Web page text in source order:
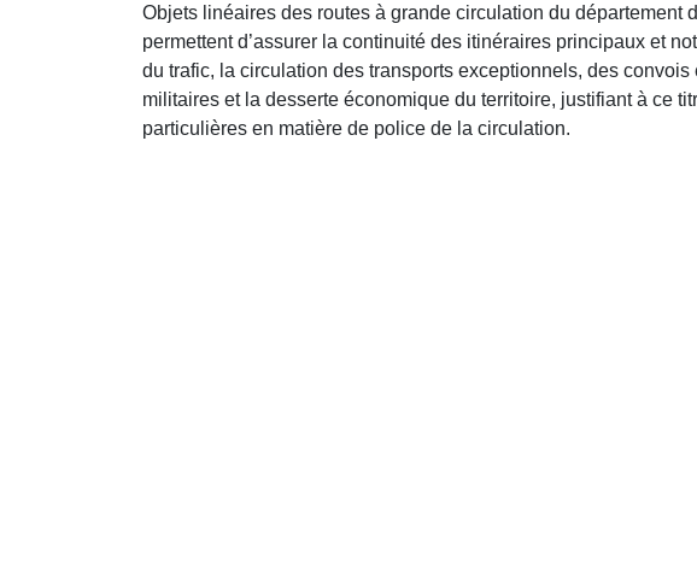
Objets linéaires des routes à grande circulation du département
permettent d’assurer la continuité des itinéraires principaux et
du trafic, la circulation des transports exceptionnels, des convois
militaires et la desserte économique du territoire, justifiant à ce
particulières en matière de police de la circulation.